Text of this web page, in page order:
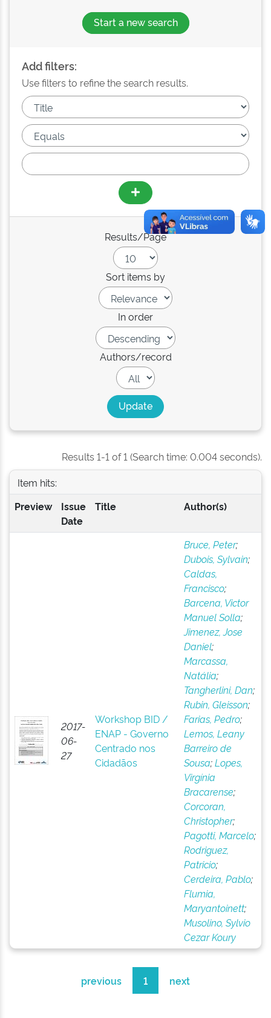
Start a new search
Add filters:
Use filters to refine the search results.
Results/Page
Sort items by
In order
Authors/record
Results 1-1 of 1 (Search time: 0.004 seconds).
Item hits:
Preview
Issue
Date
Title Author(s)
2017-
06-
27
Workshop BID /
ENAP - Governo
Centrado nos
Cidadãos
Bruce, Peter;
Dubois, Sylvain;
Caldas,
Francisco;
Barcena, Victor
Manuel Solla;
Jimenez, Jose
Daniel;
Marcassa,
Natália;
Tangherlini, Dan;
Rubin, Gleisson;
Farias, Pedro;
Lemos, Leany
Barreiro de
Sousa;Lopes,
Virgínia
Bracarense;
Corcoran,
Christopher;
Pagotti, Marcelo;
Rodriguez,
Patricio;
Cerdeira, Pablo;
Flumia,
Maryantoinett;
Musolino, Sylvio
Cezar Koury
previous 1 next